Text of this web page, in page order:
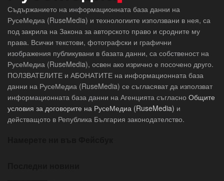
Съдържанието на информационната база данни на
РусеМедиа (RuseMedia) и технологиите използвани в нея, са
под закрила на Закона за авторското право и сродните му
права. Всички текстови, фотографски и графични
изображения публикувани в базата данни, са собственост на
РусеМедиа (RuseMedia), освен ако изрично е посочено друго.
ПОЛЗВАТЕЛИТЕ и АБОНАТИТЕ на информационната база
данни на РусеМедиа (RuseMedia) се съгласяват да използват
информационната база данни на Агенцията съгласно Общите
условия за договорите на РусеМедиа (RuseMedia) и
действащото в Република България законодателство.